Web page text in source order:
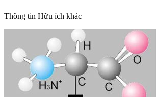
Thông tin Hữu ích khác